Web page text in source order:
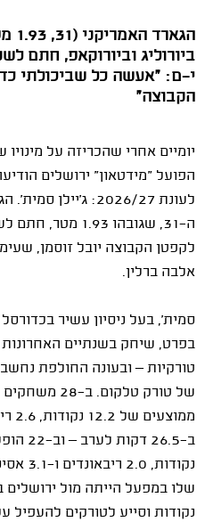
ביורוליג וביורוקאפ, חתם
י־ם: "אעשה כל שביכולתי
הקבוצה"
יומיים אחרי שהכריזה על
הפועל "מידטאון" ירושלים
לעונת 2026/27:
ה־31, שגובהו
לקפטן הקבוצה יובל זוסמן,
אלבה ברלין.
סמית', בעל ניסיון עשיר בכדורסל
בפרט, שיחק בשנתיים האחרונות
טורקיות – ובעונה החולפת
של טורק
נקודות וסייע לטורקים להעפיל